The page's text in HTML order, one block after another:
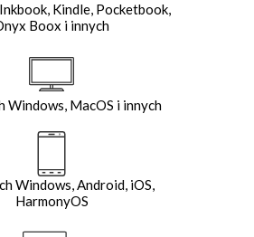
Kindle, Pocketbook,
Boox i innych
Windows, MacOS i innych
Windows, Android, iOS,
HarmonyOS